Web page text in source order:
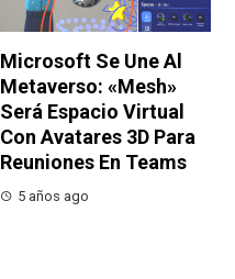
Microsoft Se Une Al
Metaverso: «Mesh»
Será Espacio Virtual
Con Avatares 3D Para
Reuniones En Teams
5 años ago